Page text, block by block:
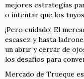
mejores estrategias
o intentar que los
¡Pero cuidado! El
escasez y hasta
un abrir y cerrar de
los desafíos para
Mercado de Trueque